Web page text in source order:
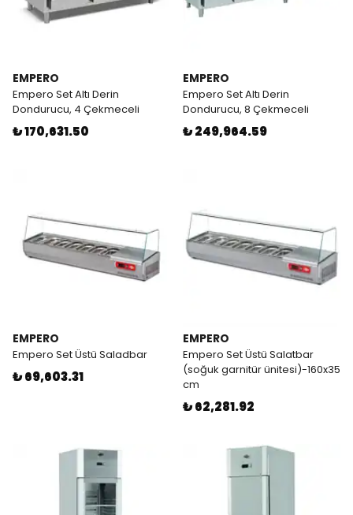
EMPERO
Empero Set Altı Derin
Dondurucu, 4 Çekmeceli
₺ 170,631.50
EMPERO
Empero Set Altı Derin
Dondurucu, 8 Çekmeceli
₺ 249,964.59
EMPERO
Empero Set Üstü Saladbar
₺ 69,603.31
EMPERO
Empero Set Üstü Salatbar
(soğuk garnitür ünitesi)-160x35
cm
₺ 62,281.92